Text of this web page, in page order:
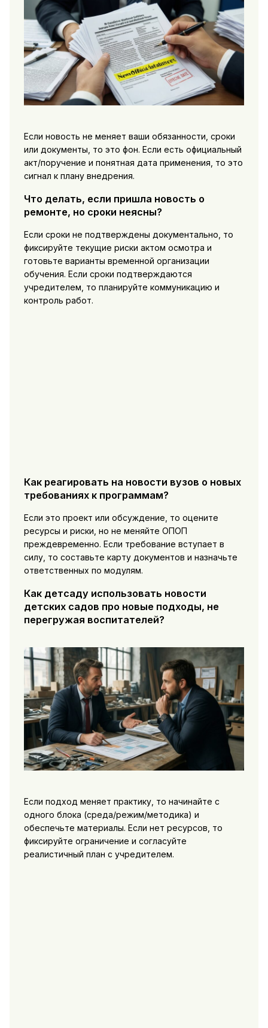
Если новость не меняет ваши обязанности, сроки
или документы, то это фон. Если есть официальный
акт/поручение и понятная дата применения, то это
сигнал к плану внедрения.
Что делать, если пришла новость о
ремонте, но сроки неясны?
Если сроки не подтверждены документально, то
фиксируйте текущие риски актом осмотра и
готовьте варианты временной организации
обучения. Если сроки подтверждаются
учредителем, то планируйте коммуникацию и
контроль работ.
Как реагировать на новости вузов о новых
требованиях к программам?
Если это проект или обсуждение, то оцените
ресурсы и риски, но не меняйте ОПОП
преждевременно. Если требование вступает в
силу, то составьте карту документов и назначьте
ответственных по модулям.
Как детсаду использовать новости
детских садов про новые подходы, не
перегружая воспитателей?
Если подход меняет практику, то начинайте с
одного блока (среда/режим/методика) и
обеспечьте материалы. Если нет ресурсов, то
фиксируйте ограничение и согласуйте
реалистичный план с учредителем.